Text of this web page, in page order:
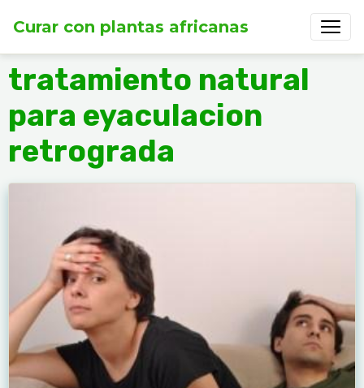
Curar con plantas africanas
tratamiento natural
para eyaculacion
retrograda